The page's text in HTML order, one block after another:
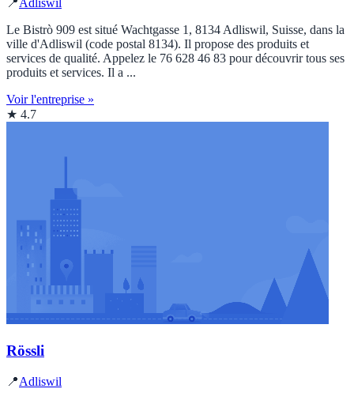
📍Adliswil
Le Bistrò 909 est situé Wachtgasse 1, 8134 Adliswil, Suisse, dans la
ville d'Adliswil (code postal 8134). Il propose des produits et
services de qualité. Appelez le 76 628 46 83 pour découvrir tous ses
produits et services. Il a ...
Voir l'entreprise »
★ 4.7
Rössli
📍Adliswil